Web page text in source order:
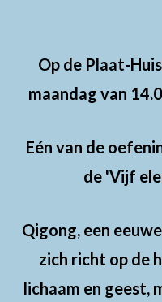
Op de Plaat-
maandag van
Eén van de
de 'Vijf
Qigong, een
zich richt op de
lichaam en geest,